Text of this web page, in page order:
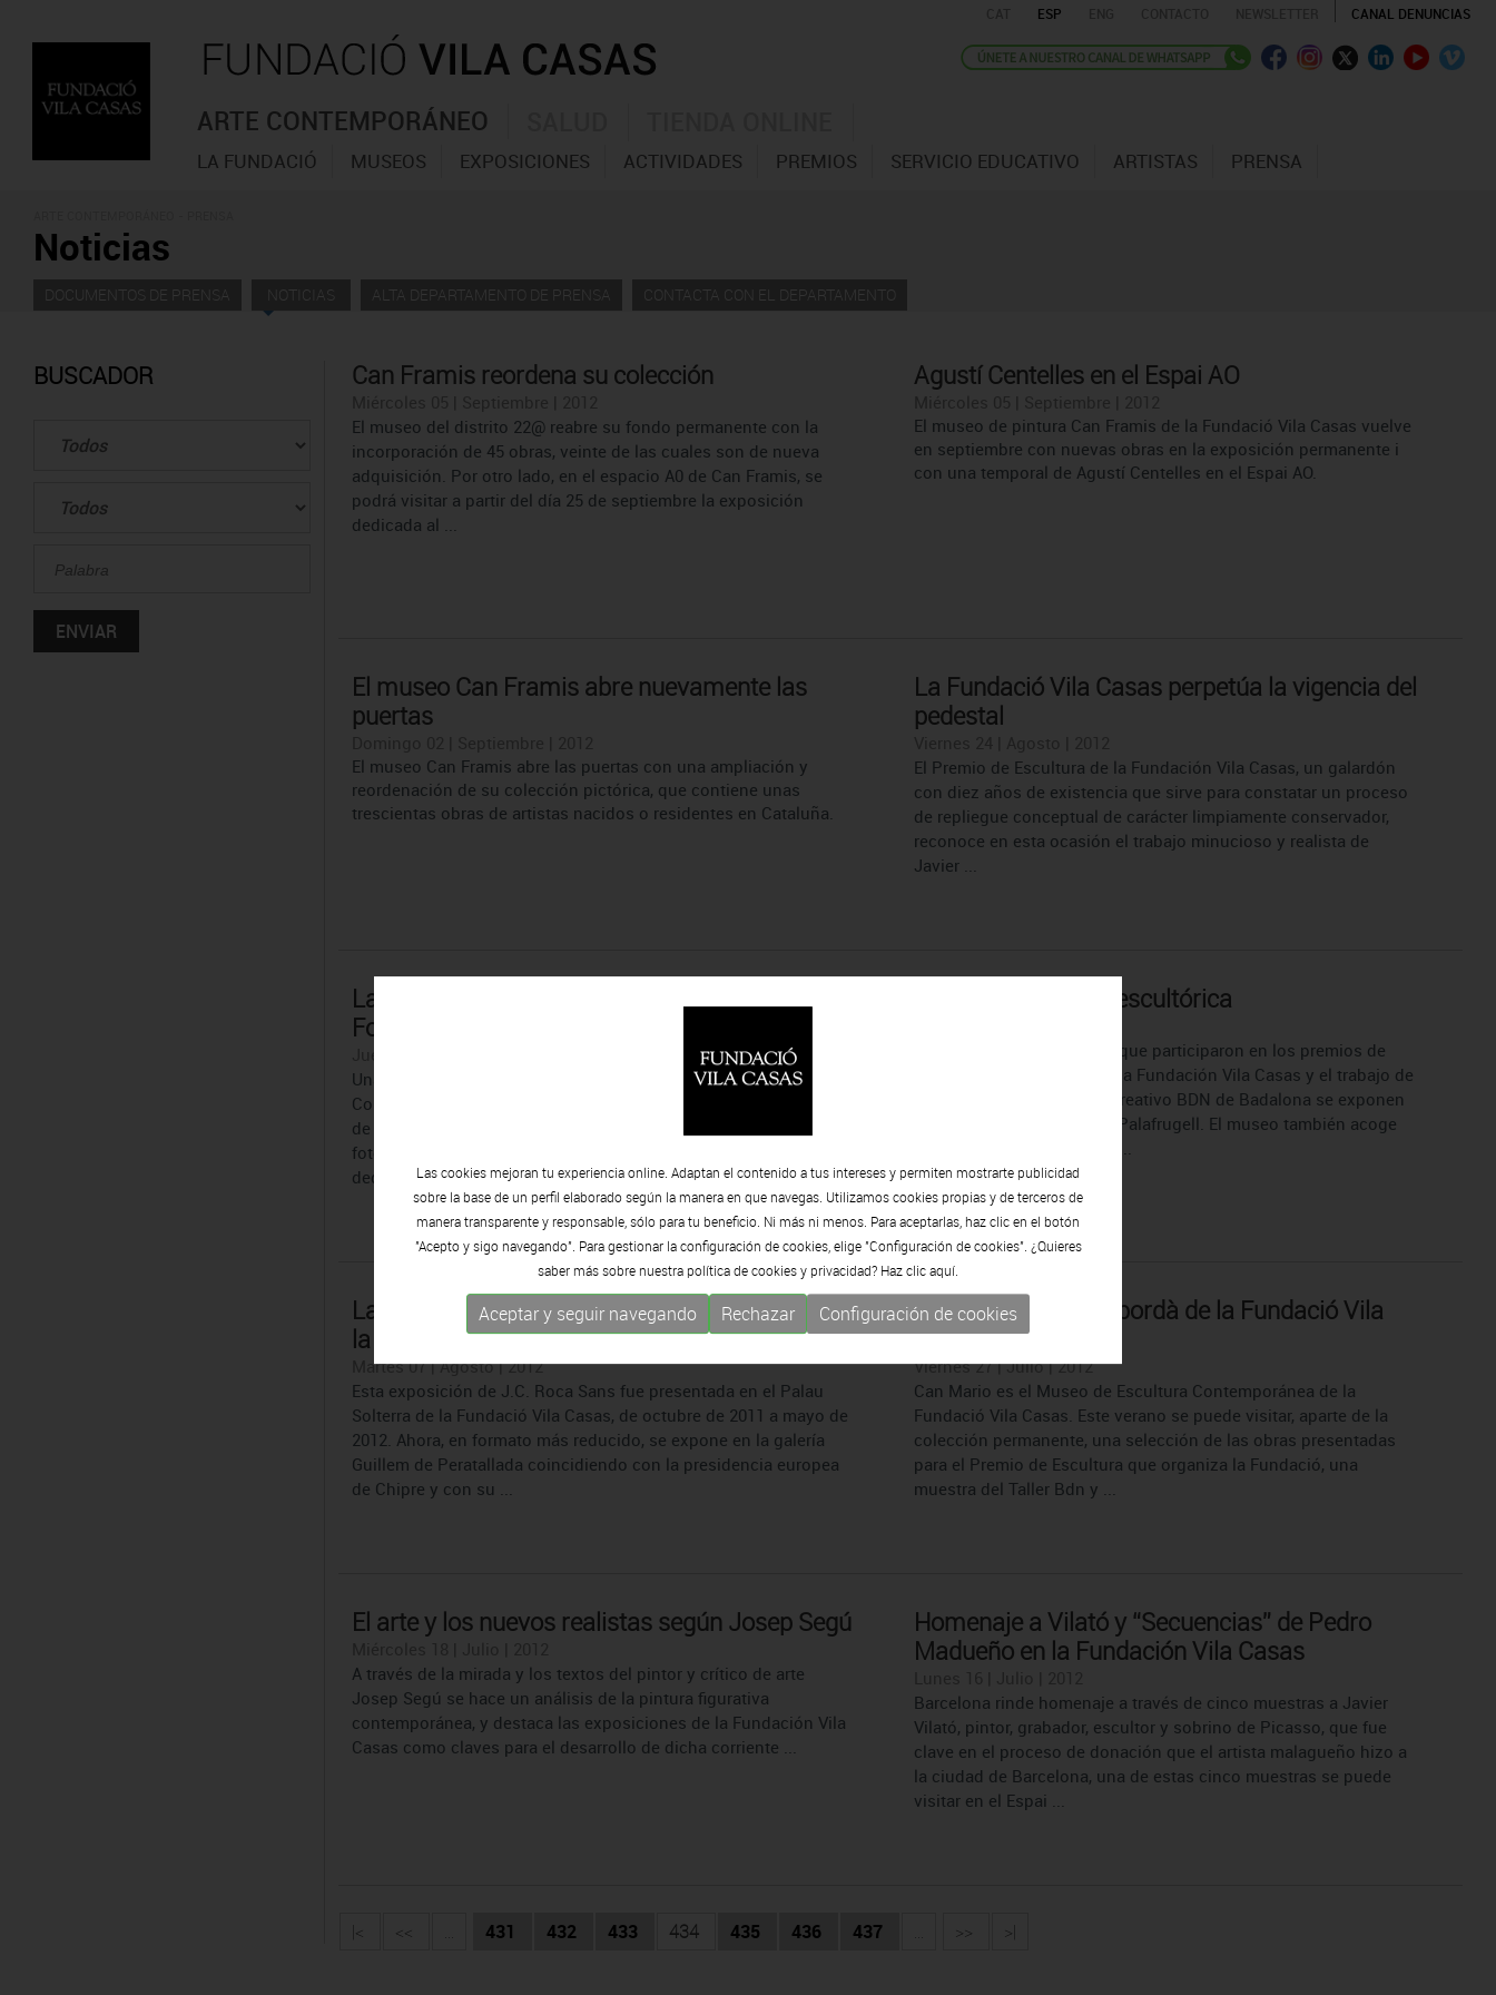
ESP CANAL DENUNCIAS
ARTE CONTEMPORÁNEO
LA FUNDACIÓ MUSEOS EXPOSICIONES ACTIVIDADES PREMIOS SERVICIO EDUCATIVO ARTISTAS PRENSA
Noticias
DOCUMENTOS DE PRENSA NOTICIAS ALTA DEPARTAMENTO DE PRENSA CONTACTA CON EL DEPARTAMENTO
BUSCADOR Can Framis reordena su colección
El museo del distrito 22@ reabre su fondo permanente con la
incorporación de 45 obras, veinte de las cuales son de nueva
adquisición. Por otro lado, en el espacio A0 de Can Framis, se
podrá visitar a partir del día 25 de septiembre la exposición
dedicada al ...
Agustí Centelles en el Espai AO
El museo de pintura Can Framis de la Fundació Vila Casas vuelve
en septiembre con nuevas obras en la exposición permanente i
con una temporal de Agustí Centelles en el Espai AO.
El museo Can Framis abre nuevamente las
puertas
El museo Can Framis abre las puertas con una ampliación y
reordenación de su colección pictórica, que contiene unas
trescientas obras de artistas nacidos o residentes en Cataluña.
La Fundació Vila Casas perpetúa la vigencia del
pedestal
El Premio de Escultura de la Fundación Vila Casas, un galardón
con diez años de existencia que sirve para constatar un proceso
de repliegue conceptual de carácter limpiamente conservador,
reconoce en esta ocasión el trabajo minucioso y realista de
Javier ...
La Fundació Vila Casas rendirá homenaje a
Fontserè
Una comisión impulsada por Bonart Cultural y la Fundació Lluís
Coromina quiere divulgar el legado del artista con un programa
de actividades centrado sobre todo en reivindicar su rico fondo
fotográfico, el Palau Solterra se unirá a este homenaje
dedicándole ...
Palafrugell, capital escultórica
Una cincuentena de obras que participaron en los premios de
escultura convocados por la Fundación Vila Casas y el trabajo de
trece escultores del taller creativo BDN de Badalona se exponen
en el Museo Can Mario de Palafrugell. El museo también acoge
una exposición de pintura ...
La galería Guillem de Peratallada hace itinerar
la exposición Xipre-la frontera.
Martes 07 | Agosto | 2012
Esta exposición de J.C. Roca Sans fue presentada en el Palau
Solterra de la Fundació Vila Casas, de octubre de 2011 a mayo de
2012. Ahora, en formato más reducido, se expone en la galería
Guillem de Peratallada coincidiendo con la presidencia europea
de Chipre y con su ...
Los centros del Empordà de la Fundació Vila
Casas
Viernes 27 | Julio | 2012
Can Mario es el Museo de Escultura Contemporánea de la
Fundació Vila Casas. Este verano se puede visitar, aparte de la
colección permanente, una selección de las obras presentadas
para el Premio de Escultura que organiza la Fundació, una
muestra del Taller Bdn y ...
El arte y los nuevos realistas según Josep Segú
A través de la mirada y los textos del pintor y crítico de arte
Josep Segú se hace un análisis de la pintura figurativa
contemporánea, y destaca las exposiciones de la Fundación Vila
Casas como claves para el desarrollo de dicha corriente ...
Homenaje a Vilató y “Secuencias” de Pedro
Madueño en la Fundación Vila Casas
Barcelona rinde homenaje a través de cinco muestras a Javier
Vilató, pintor, grabador, escultor y sobrino de Picasso, que fue
clave en el proceso de donación que el artista malagueño hizo a
la ciudad de Barcelona, una de estas cinco muestras se puede
visitar en el Espai ...
|< << ... 431 432 433 434 435 436 437 ... >> >|
Las cookies mejoran tu experiencia online. Adaptan el contenido a tus intereses y permiten mostrarte publicidad
sobre la base de un perfil elaborado según la manera en que navegas. Utilizamos cookies propias y de terceros de
manera transparente y responsable, sólo para tu beneficio. Ni más ni menos. Para aceptarlas, haz clic en el botón
"Acepto y sigo navegando". Para gestionar la configuración de cookies, elige "Configuración de cookies". ¿Quieres
saber más sobre nuestra política de cookies y privacidad? Haz clicaquí.
Aceptar y seguir navegando Rechazar Configuración de cookies